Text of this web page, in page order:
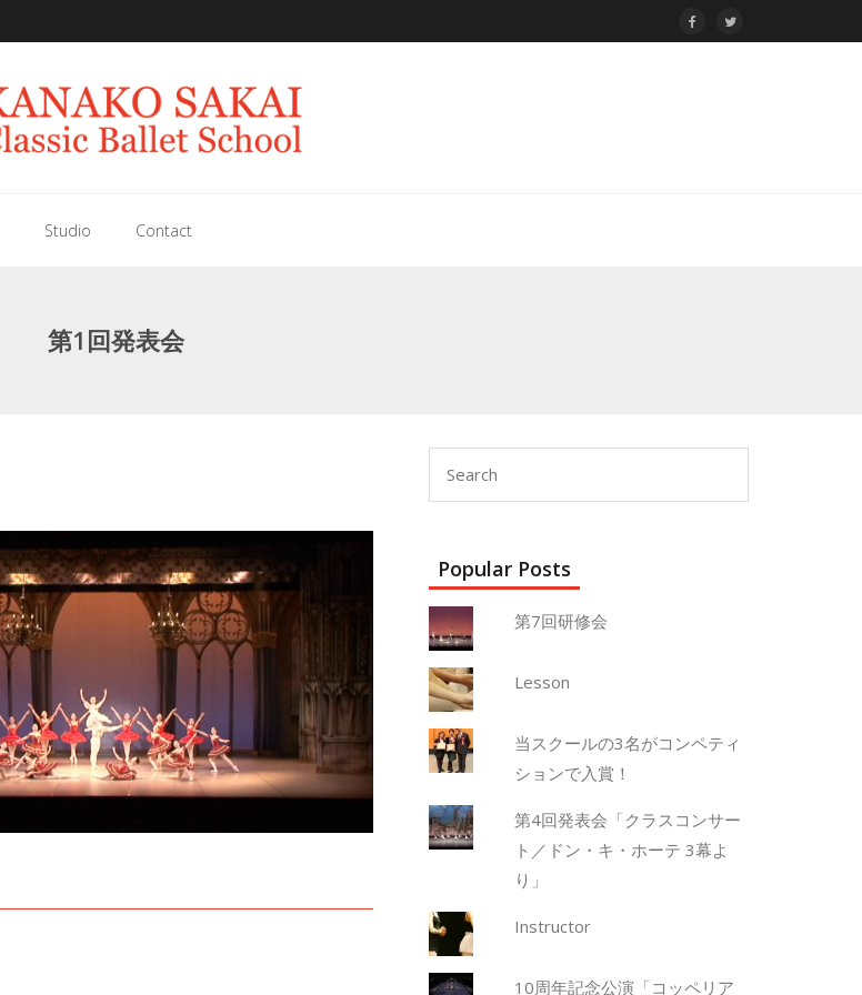
Studio Contact
第1回発表会
Popular Posts
第7回研修会
Lesson
当スクールの3名がコンペティ
ションで入賞！
第4回発表会「クラスコンサー
ト／ドン・キ・ホーテ 3幕よ
り」
Instructor
10周年記念公演「コッペリア